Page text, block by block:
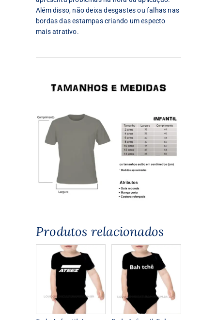
Além disso, não deixa desgastes ou falhas nas
bordas das estampas criando um especto
mais atrativo.
Produtos relacionados